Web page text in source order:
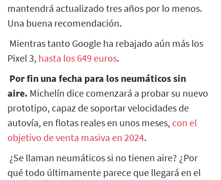
mantendrá actualizado tres años por lo menos.
Una buena recomendación.
Mientras tanto Google ha rebajado aún más los
Pixel 3, hasta los 649 euros.
Por fin una fecha para los neumáticos sin
aire. Michelín dice comenzará a probar su nuevo
prototipo, capaz de soportar velocidades de
autovía, en flotas reales en unos meses, con el
objetivo de venta masiva en 2024.
¿Se llaman neumáticos si no tienen aire? ¿Por
qué todo últimamente parece que llegará en el